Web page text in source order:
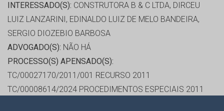
INTERESSADO(S): CONSTRUTORA B & C LTDA, DIRCEU
LUIZ LANZARINI, EDINALDO LUIZ DE MELO BANDEIRA,
SERGIO DIOZEBIO BARBOSA
ADVOGADO(S): NÃO HÁ
PROCESSO(S) APENSADO(S):
TC/00027170/2011/001 RECURSO 2011
TC/00008614/2024 PROCEDIMENTOS ESPECIAIS 2011